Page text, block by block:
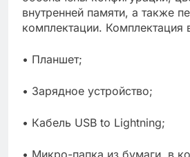
внутренней памяти, а также
комплектации. Комплектация
• Планшет;
• Зарядное устройство;
• Кабель USB to Lightning;